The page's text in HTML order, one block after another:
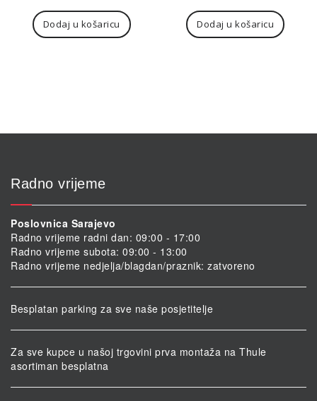
Dodaj u košaricu Dodaj u košaricu
Radno vrijeme
Poslovnica Sarajevo
Radno vrijeme radni dan: 09:00 - 17:00
Radno vrijeme subota: 09:00 - 13:00
Radno vrijeme nedjelja/blagdan/praznik: zatvoreno
Besplatan parking za sve naše posjetitelje
Za sve kupce u našoj trgovini prva montaža na Thule
asortiman besplatna